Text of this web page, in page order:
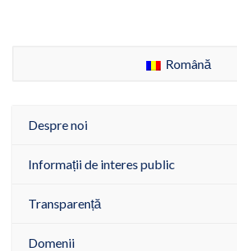
Română
Despre noi
Informații de interes public
Transparență
Domenii